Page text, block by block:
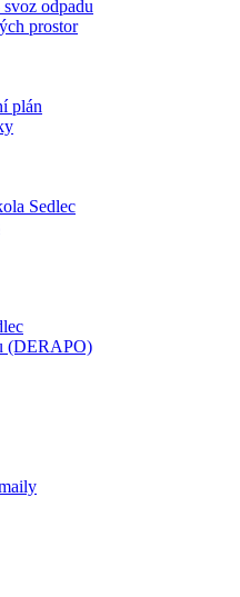
odpadu
prostor
plán
Sedlec
(DERAPO)